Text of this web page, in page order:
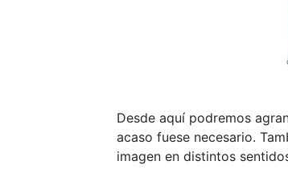
Desde aquí podremos
acaso fuese necesario.
imagen en distintos